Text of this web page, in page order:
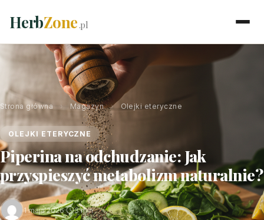
HerbZone.pl
Strona główna › Magazyn › Olejki eteryczne
OLEJKI ETERYCZNE
Piperina na odchudzanie: Jak
przyspieszyć metabolizm naturalnie?
1 maja 2026· 3 min